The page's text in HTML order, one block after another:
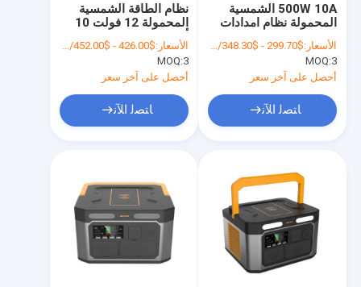
نظام الطاقة الشمسية
المحمولة 12 فولت 10
أمبير / نظام الطاقة
الشمسية الكهروضوئية
1000 وات
الأسعار:$426.00 - $452.00/Unit
MOQ:3
أحصل على آخر سعر
ﺎﺘﺼﻟ ﺍﻶﻧ
500W 10A الشمسية
المحمولة نظام امدادات
الطاقة للتخييم 720Wh
الأسعار:$299.70 - $348.30/Piece
MOQ:3
أحصل على آخر سعر
ﺎﺘﺼﻟ ﺍﻶﻧ